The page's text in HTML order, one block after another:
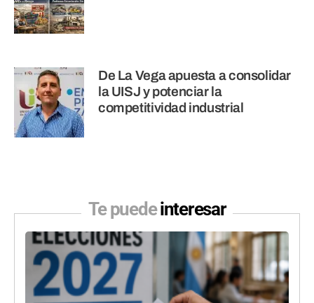
De La Vega apuesta a consolidar
la UISJ y potenciar la
competitividad industrial
Te puedeinteresar